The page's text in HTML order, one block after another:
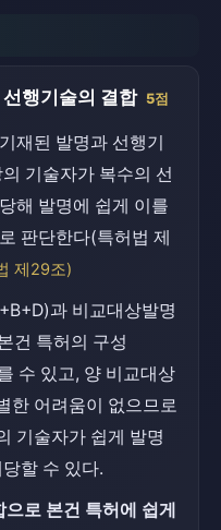
행기술의 결합 5점
재된 발명과 선행기
기술자가 복수의 선
해 발명에 쉽게 이를
판단한다(특허법 제
제29조)
과 비교대상발명
건 특허의 구성
수 있고, 양 비교대상
한 어려움이 없으므로
기술자가 쉽게 발명
할 수 있다.
로 본건 특허에 쉽게